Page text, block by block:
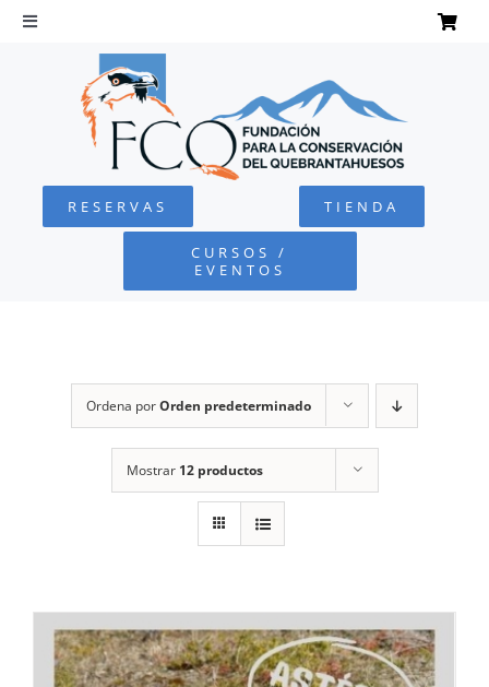
Saltar
Toggle
Navigation
QUEBRANTAHUESOS
FUNDACIÓN
CONTACTO
RESERVAS TIENDA
CURSOS /
EVENTOS
Ordena porOrden predeterminado
Mostrar 12 productos